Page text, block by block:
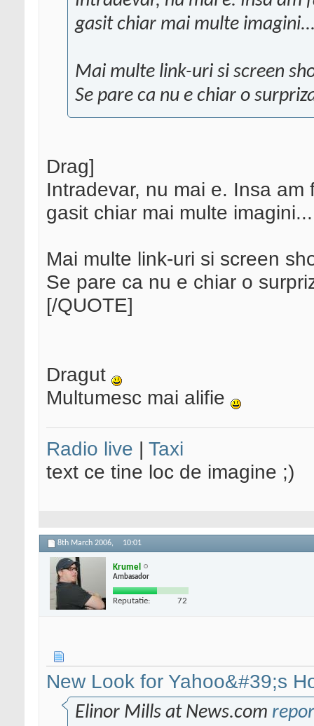
gasit chiar mai multe
Mai multe link-uri si screen
Se pare ca nu e chiar o
Drag]
Intradevar, nu mai e. Insa
gasit chiar mai multe
Mai multe link-uri si screen
Se pare ca nu e chiar o
[/QUOTE]
Dragut
Multumesc mai alifie
Radio live | Taxi
text ce tine loc de imagine ;)
8th March 2006, 10:01
Krumel
Ambasador
Reputatie: 72
New Look for Yahoo&#39;s
Elinor Mills at News.com